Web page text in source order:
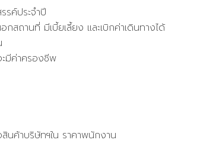
รค์ประจำปี
สถานที่ มีเบี้ยเลี้ยง และเบิกค่าเดินทางได้
มีค่าครองชีพ
นค้าบริษัทฯใน ราคาพนักงาน